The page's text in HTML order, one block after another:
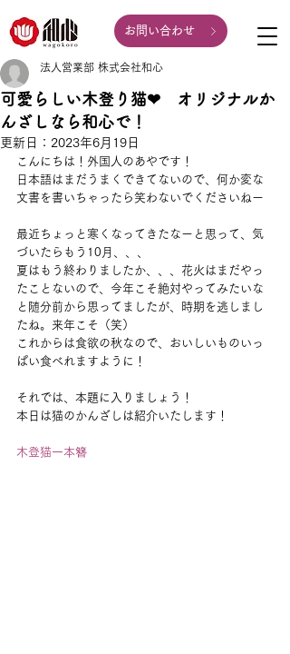
お問い合わせ
可愛らしい木登り猫❤ オリジナルか
んざしなら和心で！
法人営業部 株式会社和心
更新日： 2023年6月19日
こんにちは！外国人のあやです！
日本語はまだうまくできてないので、何か変な
文書を書いちゃったら笑わないでくださいねー
最近ちょっと寒くなってきたなーと思って、気
づいたらもう10月、、、
夏はもう終わりましたか、、、花火はまだやっ
たことないので、今年こそ絶対やってみたいな
と随分前から思ってましたが、時期を逃しまし
たね。来年こそ（笑）
これからは食欲の秋なので、おいしいものいっ
ぱい食べれますように！
それでは、本題に入りましょう！
本日は猫のかんざしは紹介いたします！
木登猫一本簪